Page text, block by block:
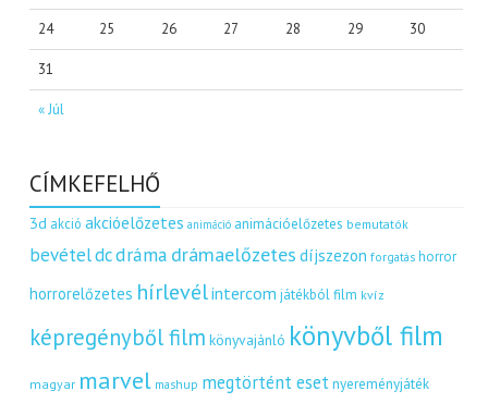
« Júl
24 25 26 27 28 29 30
31
CÍMKEFELHŐ
3d akció akcióelőzetes animáció animációelőzetes bemutatók
bevételdcdráma drámaelőzetes díjszezon forgatás horror
horrorelőzetes hírlevélintercom játékból film kvíz
képregényből film könyvajánló könyvből film
magyar marvel mashup megtörtént eset nyereményjáték